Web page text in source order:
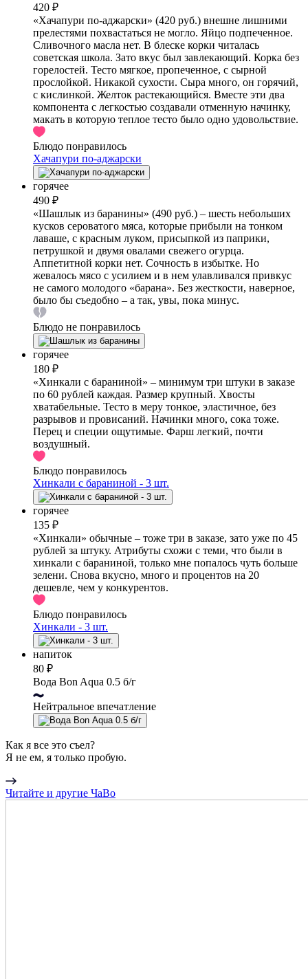
420 ₽
«Хачапури по-аджарски» (420 руб.) внешне лишними
прелестями похвастаться не могло. Яйцо подпеченное.
Сливочного масла нет. В блеске корки читалась
советская школа. Зато вкус был завлекающий. Корка без
горелостей. Тесто мягкое, пропеченное, с сырной
прослойкой. Никакой сухости. Сыра много, он горячий,
с кислинкой. Желток растекающийся. Вместе эти два
компонента с легкостью создавали отменную начинку,
макать в которую теплое тесто было одно удовольствие.
Блюдо понравилось
Хачапури по-аджарски
горячее
490 ₽
«Шашлык из баранины» (490 руб.) – шесть небольших
кусков сероватого мяса, которые прибыли на тонком
лаваше, с красным луком, присыпкой из паприки,
петрушкой и двумя овалами свежего огурца.
Аппетитной корки нет. Сочность в избытке. Но
жевалось мясо с усилием и в нем улавливался привкус
не самого молодого «барана». Без жесткости, наверное,
было бы съедобно – а так, увы, пока минус.
Блюдо не понравилось
горячее
180 ₽
«Хинкали с бараниной» – минимум три штуки в заказе
по 60 рублей каждая. Размер крупный. Хвосты
хватабельные. Тесто в меру тонкое, эластичное, без
разрывов и провисаний. Начинки много, сока тоже.
Перец и специи ощутимые. Фарш легкий, почти
воздушный.
Блюдо понравилось
Хинкали с бараниной - 3 шт.
горячее
135 ₽
«Хинкали» обычные – тоже три в заказе, зато уже по 45
рублей за штуку. Атрибуты схожи с теми, что были в
хинкали с бараниной, только мне попалось чуть больше
зелени. Снова вкусно, много и процентов на 20
дешевле, чем у конкурентов.
Блюдо понравилось
Хинкали - 3 шт.
напиток
80 ₽
Вода Bon Aqua 0.5 б/г
Нейтральное впечатление
Как я все это съел?
Я не ем, я только пробую.
Читайте и другие ЧаВо